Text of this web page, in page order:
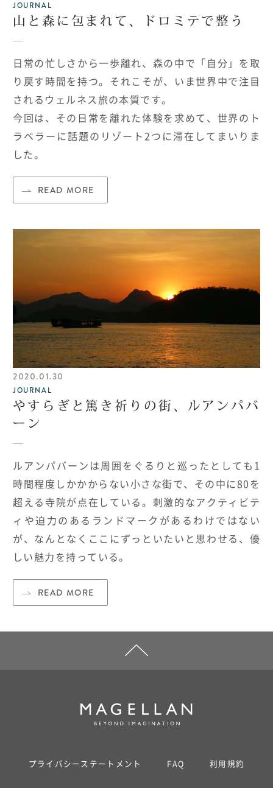
JOURNAL
山と森に包まれて、ドロミテで整う
日常の忙しさから一歩離れ、森の中で「自分」を取
り戻す時間を持つ。それこそが、いま世界中で注目
されるウェルネス旅の本質です。
今回は、その日常を離れた体験を求めて、世界のト
ラベラーに話題のリゾート2つに滞在してまいりま
した。
READ MORE
2020.01.30
JOURNAL
やすらぎと篤き祈りの街、ルアンパバ
ーン
ルアンパバーンは周囲をぐるりと巡ったとしても 1
時間程度しかかからない小さな街で、その中に 80 を
超える寺院が点在している。刺激的なアクティビテ
ィや迫力のあるランドマークがあるわけではない
が、なんとなくここにずっといたいと思わせる、優
しい魅力を持っている。
READ MORE
プライバシーステートメント FAQ 利用規約